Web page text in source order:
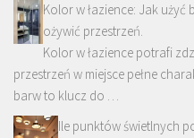
Kolor w łazience: Jak
ożywić przestrzeń.
Kolor w łazience potrafi
przestrzeń w miejsce pełne
barw to klucz do …
Ile punktów świetlnych